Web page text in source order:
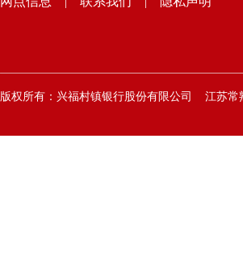
版权所有：兴福村镇银行股份有限公司 江苏